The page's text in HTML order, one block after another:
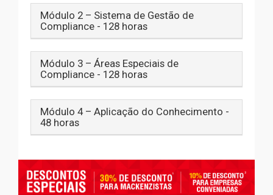
Módulo 2 – Sistema de Gestão de
Compliance - 128 horas
Módulo 3 – Áreas Especiais de
Compliance - 128 horas
Módulo 4 – Aplicação do Conhecimento -
48 horas